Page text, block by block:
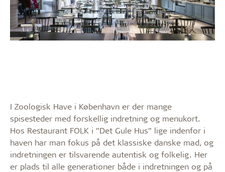
I Zoologisk Have i København er der mange
spisesteder med forskellig indretning og menukort.
Hos Restaurant FOLK i ”Det Gule Hus” lige indenfor i
haven har man fokus på det klassiske danske mad, og
indretningen er tilsvarende autentisk og folkelig. Her
er plads til alle generationer både i indretningen og på